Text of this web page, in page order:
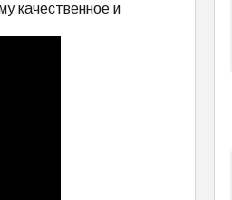
качественное и